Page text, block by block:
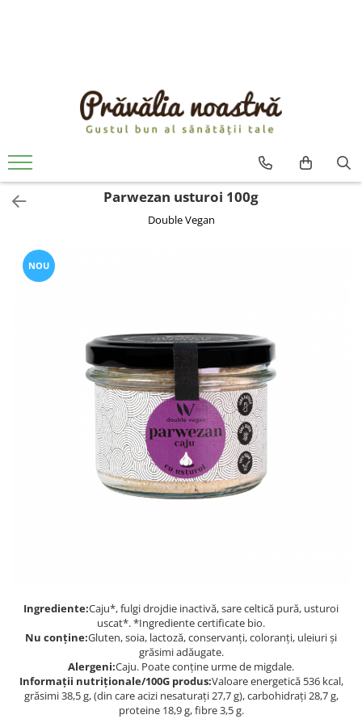
ULEIURI ȘI UNTURI
MĂSLINE
NUCI ȘI SEMINȚE
FRUCTE DESHIDRATATE
ÎNDULCITORI NATURALI / MIERE
OȚETURI ȘI SOSURI
SOSURI
OREZ ȘI CEREALE
CREME ȘI PASTE TARTINABILE
CEAIURI GRECEȘTI
CIOCOLATĂ ȘI CACAO
HEALTHY SNACKS
COSMETICE
REMEDII NATURISTE
TOATE PRODUSELE
Parwezan usturoi 100g
Double Vegan
NOU
Ingrediente:Caju*, fulgi drojdie inactivă, sare celtică pură, usturoi
uscat*. *Ingrediente certificate bio.
Nu conține:Gluten, soia, lactoză, conservanți, coloranți, uleiuri și
grăsimi adăugate.
Alergeni:Caju. Poate conține urme de migdale.
Informații nutriționale/100G produs:Valoare energetică 536 kcal,
grăsimi 38,5 g, (din care acizi nesaturați 27,7 g), carbohidrați 28,7 g,
proteine 18,9 g, fibre 3,5 g.